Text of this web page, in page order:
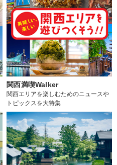
関西満喫Walker
関西エリアを楽しむためのニュースや
トピックスを大特集